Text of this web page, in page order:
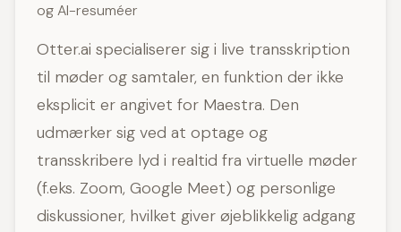
og AI-resuméer
Otter.ai specialiserer sig i live transskription
til møder og samtaler, en funktion der ikke
eksplicit er angivet for Maestra. Den
udmærker sig ved at optage og
transskribere lyd i realtid fra virtuelle møder
(f.eks. Zoom, Google Meet) og personlige
diskussioner, hvilket giver øjeblikkelig adgang